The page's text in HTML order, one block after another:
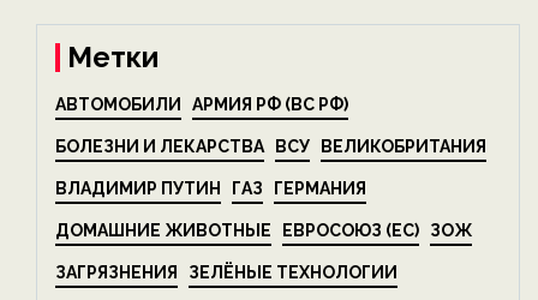
Метки
АВТОМОБИЛИ АРМИЯ РФ (ВС РФ)
БОЛЕЗНИ И ЛЕКАРСТВА ВСУ ВЕЛИКОБРИТАНИЯ
ВЛАДИМИР ПУТИН ГАЗ ГЕРМАНИЯ
ДОМАШНИЕ ЖИВОТНЫЕ ЕВРОСОЮЗ (ЕС) ЗОЖ
ЗАГРЯЗНЕНИЯ ЗЕЛЁНЫЕ ТЕХНОЛОГИИ